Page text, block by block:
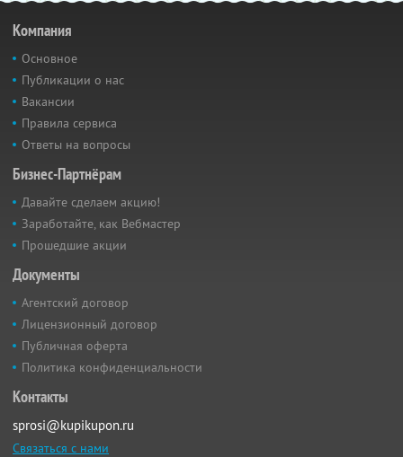
Компания
Основное
Публикации о нас
Вакансии
Правила сервиса
Ответы на вопросы
Бизнес-Партнёрам
Давайте сделаем акцию!
Заработайте, как Вебмастер
Прошедшие акции
Документы
Агентский договор
Лицензионный договор
Публичная оферта
Политика конфиденциальности
Контакты
sprosi@kupikupon.ru
Связаться с нами